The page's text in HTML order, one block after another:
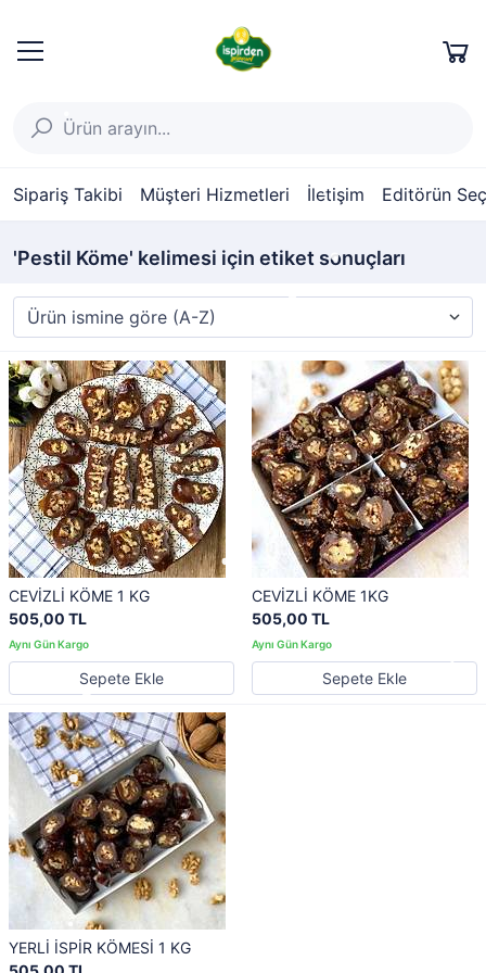
Sipariş Takibi Müşteri Hizmetleri İletişim Editörün
'Pestil Köme' kelimesi için etiket sonuçları
CEVİZLİ KÖME 1 KG
505,00 TL
Sepete Ekle
CEVİZLİ KÖME 1KG
505,00 TL
Sepete Ekle
YERLİ İSPİR KÖMESİ 1 KG